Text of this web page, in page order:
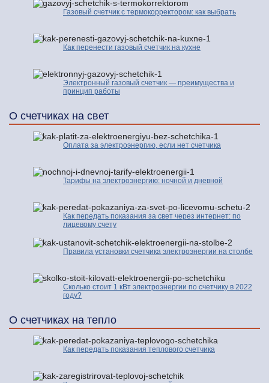
Газовый счетчик с термокорректором: как выбрать
Как перенести газовый счетчик на кухне
Электронный газовый счетчик — преимущества и
принцип работы
О счетчиках на свет
Оплата за электроэнергию, если нет счетчика
Тарифы на электроэнергию: ночной и дневной
Как передать показания за свет через интернет: по
лицевому счету
Правила установки счетчика электроэнергии на столбе
Сколько стоит 1 кВт электроэнергии по счетчику в 2022
году?
О счетчиках на тепло
Как передать показания теплового счетчика